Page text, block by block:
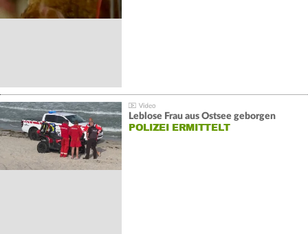
Leblose Frau aus Ostsee geborgen
POLIZEI ERMITTELT